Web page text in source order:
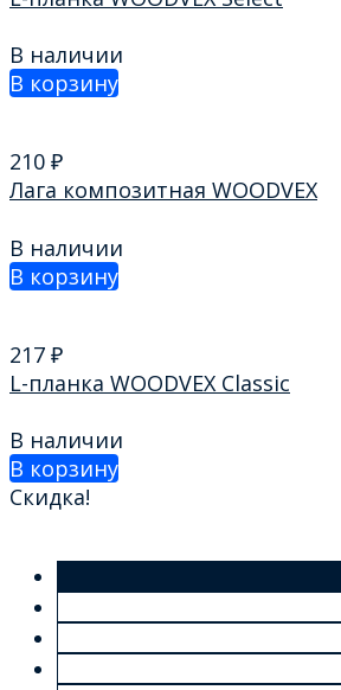
В наличии
В корзину
210 ₽
Лага композитная WOODVEХ
В наличии
В корзину
217 ₽
L-планка WOODVEХ Classic
В наличии
В корзину
Скидка!